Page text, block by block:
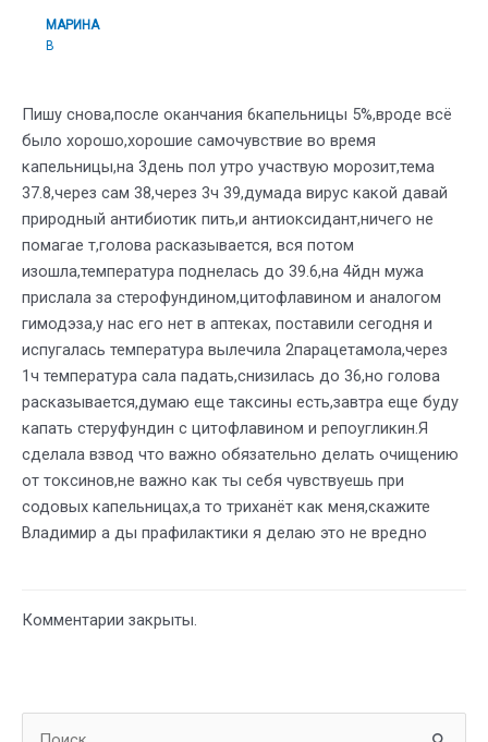
МАРИНА
В
Пишу снова,после оканчания 6капельницы 5%,вроде всё
было хорошо,хорошие самочувствие во время
капельницы,на 3день пол утро участвую морозит,тема
37.8,через сам 38,через 3ч 39,думада вирус какой давай
природный антибиотик пить,и антиоксидант,ничего не
помагае т,голова расказывается, вся потом
изошла,температура поднелась до 39.6,на 4йдн мужа
прислала за стерофундином,цитофлавином и аналогом
гимодэза,у нас его нет в аптеках, поставили сегодня и
испугалась температура вылечила 2парацетамола,через
1ч температура сала падать,снизилась до 36,но голова
расказывается,думаю еще таксины есть,завтра еще буду
капать стеруфундин с цитофлавином и репоугликин.Я
сделала взвод что важно обязательно делать очищению
от токсинов,не важно как ты себя чувствуешь при
содовых капельницах,а то триханёт как меня,скажите
Владимир а ды прафилактики я делаю это не вредно
Комментарии закрыты.